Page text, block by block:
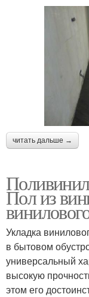
читать дальше →
Пол из
Укладка
в бытовом
универсальный
высокую
этом его